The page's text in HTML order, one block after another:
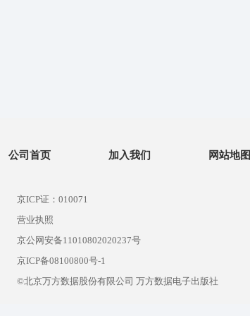
公司首页 加入我们 网站地图
京ICP证：010071
营业执照
京公网安备11010802020237号
京ICP备08100800号-1
©北京万方数据股份有限公司 万方数据电子出版社